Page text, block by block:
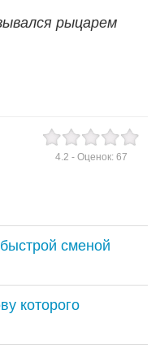
рыцарем
4.2 - Оценок: 67
сменой
которого